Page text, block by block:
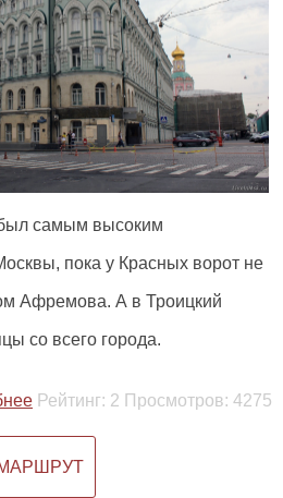
самым высоким
пока у Красных ворот не
Афремова. А в Троицкий
со всего города.
Рейтинг: 2 Просмотров: 4275